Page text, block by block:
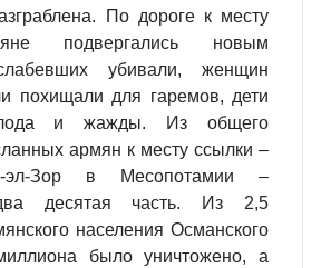
По дороге к месту
подвергались новым
убивали, женщин
похищали для гаремов, дети
и жажды. Из общего
армян к месту ссылки –
эл-Зор в Месопотамии –
десятая часть. Из 2,5
населения Османского
было уничтожено, а